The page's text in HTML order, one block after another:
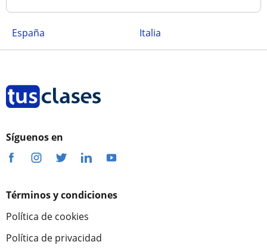
España Italia
Síguenos en
Términos y condiciones
Política de cookies
Política de privacidad